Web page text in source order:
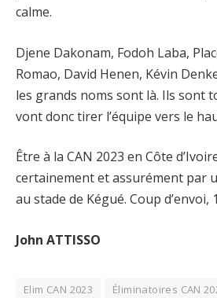
calme.
Djene Dakonam, Fodoh Laba,
Romao, David Henen, Kévin
les grands noms sont là. Ils sont
vont donc tirer l’équipe vers le
Être à la CAN 2023 en Côte
certainement et assurément par
au stade de Kégué. Coup d’envoi,
John ATTISSO
Elim CAN 2023 Éliminatoires CAN